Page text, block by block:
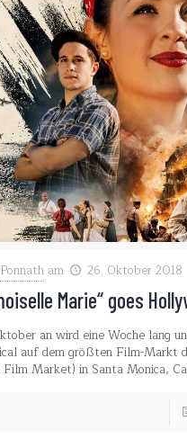
am 26. Oktober 2018
Marie“ goes
an wird eine Woche lang
auf dem größten Film-Markt
Film Market) in Santa Monica,